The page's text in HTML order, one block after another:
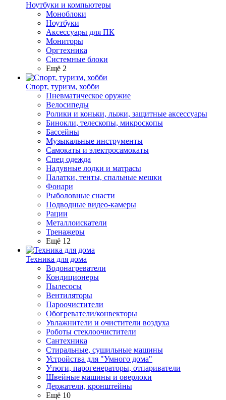
Ноутбуки и компьютеры
Моноблоки
Ноутбуки
Аксессуары для ПК
Мониторы
Оргтехника
Системные блоки
Ещё 2
Спорт, туризм, хобби
Пневматическое оружие
Велосипеды
Ролики и коньки, лыжи, защитные аксессуары
Бинокли, телескопы, микроскопы
Бассейны
Музыкальные инструменты
Самокаты и электросамокаты
Спец одежда
Надувные лодки и матрасы
Палатки, тенты, спальные мешки
Фонари
Рыболовные снасти
Подводные видео-камеры
Рации
Металлоискатели
Тренажеры
Ещё 12
Техника для дома
Водонагреватели
Кондиционеры
Пылесосы
Вентиляторы
Пароочистители
Обогреватели/конвекторы
Увлажнители и очистители воздуха
Роботы стеклоочистители
Сантехника
Стиральные, сушильные машины
Устройства для "Умного дома"
Утюги, парогенераторы, отпариватели
Швейные машины и оверлоки
Держатели, кронштейны
Ещё 10